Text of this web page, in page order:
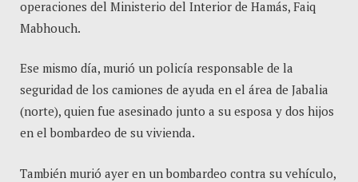
operaciones del Ministerio del Interior de Hamás, Faiq
Mabhouch.
Ese mismo día, murió un policía responsable de la
seguridad de los camiones de ayuda en el área de Jabalia
(norte), quien fue asesinado junto a su esposa y dos hijos
en el bombardeo de su vivienda.
También murió ayer en un bombardeo contra su vehículo,